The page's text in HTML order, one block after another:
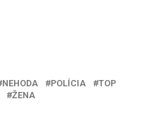
NEHODA POLÍCIA
TOP
ŽENA